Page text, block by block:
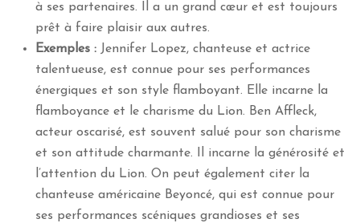
à ses partenaires. Il a un grand cœur et est toujours
prêt à faire plaisir aux autres.
Exemples : Jennifer Lopez, chanteuse et actrice
talentueuse, est connue pour ses performances
énergiques et son style flamboyant. Elle incarne la
flamboyance et le charisme du Lion. Ben Affleck,
acteur oscarisé, est souvent salué pour son charisme
et son attitude charmante. Il incarne la générosité et
l’attention du Lion. On peut également citer la
chanteuse américaine Beyoncé, qui est connue pour
ses performances scéniques grandioses et ses